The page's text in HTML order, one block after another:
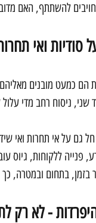
להשתתף, האם
סודיות ואי
הם כמעט מובנים
שני, ניסוח רחב מדי
חל גם על אי תחרות ואי
פנייה ללקוחות,
בזמן, בתחום ובמטרה,
- לא רק